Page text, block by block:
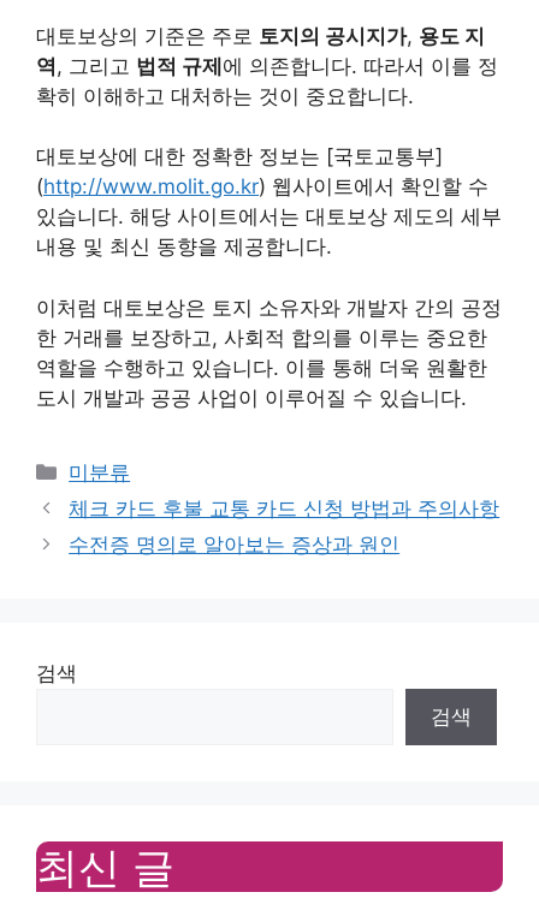
대토보상의 기준은 주로 토지의 공시지가, 용도 지
역, 그리고 법적 규제에 의존합니다. 따라서 이를 정
확히 이해하고 대처하는 것이 중요합니다.
대토보상에 대한 정확한 정보는 [국토교통부]
(http://www.molit.go.kr) 웹사이트에서 확인할 수
있습니다. 해당 사이트에서는 대토보상 제도의 세부
내용 및 최신 동향을 제공합니다.
이처럼 대토보상은 토지 소유자와 개발자 간의 공정
한 거래를 보장하고, 사회적 합의를 이루는 중요한
역할을 수행하고 있습니다. 이를 통해 더욱 원활한
도시 개발과 공공 사업이 이루어질 수 있습니다.
Categories
미분류
체크 카드 후불 교통 카드 신청 방법과 주의사항
수전증 명의로 알아보는 증상과 원인
검색
검색
최신 글